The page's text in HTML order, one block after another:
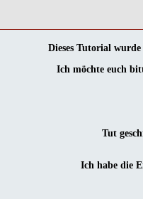
Dieses Tutorial
Ich möchte euch
Tut
Ich habe die